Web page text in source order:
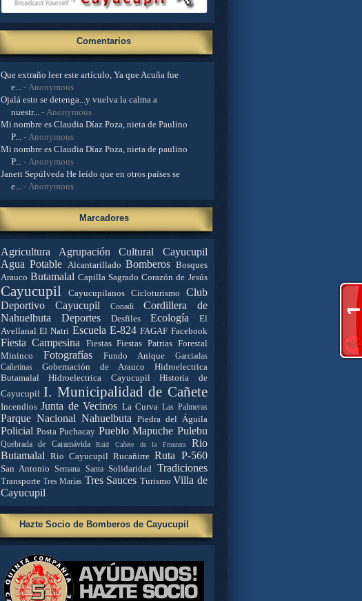
Comentarios
Que extraño leer este artículo, Ya que Acuña fue
e...- Anonymous
Ojalá esto se detenga...y vuelva la calma a
nuestr...- Anonymous
Mi nombre es Claudia Díaz Poza, nieta de Paulino
P...- Anonymous
Mi nombre es Claudia Díaz Poza, nieta de paulino
P...- Anonymous
Janett Sepúlveda He leído que en otros países se
e...- Anonymous
Marcadores
Agricultura
Agrupación Cultural Cayucupil
Agua Potable Alcantarillado Bomberos Bosques
Arauco Butamalal Capilla Sagrado Corazón de Jesús
Cayucupil Cayucupilanos Cicloturismo
Club
Deportivo Cayucupil
Conadi
Cordillera de
Nahuelbuta
Deportes Desfiles Ecología
El
Avellanal El Natri Escuela E-824 FAGAF Facebook
Fiesta Campesina Fiestas Fiestas Patrias Forestal
Mininco
Fotografías Fundo Anique
Garciadas
Cañetinas
Gobernación de Arauco
Hidroelectrica
Butamalal
Hidroelectrica Cayucupil
Historia de
Cayucupil I. Municipalidad de Cañete
Incendios Junta de Vecinos La Curva Las Palmeras
Parque Nacional Nahuelbuta Piedra del Águila
Policial Posta Puchacay Pueblo Mapuche Pulebu
Quebrada de Caramávida Raid Cañete de la Frontera
Rio
Butamalal Rio Cayucupil Rucañirre Ruta P-560
San Antonio Semana Santa Solidaridad Tradiciones
Transporte Tres Marías Tres Sauces Turismo Villa de
Cayucupil
Hazte Socio de Bomberos de Cayucupil